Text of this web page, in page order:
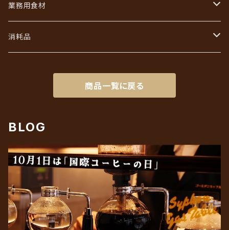
あなただけのブレンド
初回限定お試しセット
コーヒーバッグ（ドリップ）ギフト
インスタントコーヒーギフト
業務用食材
フレッシュ・シュガー・ガムシロ
消耗品
商品一覧に戻る
BLOG